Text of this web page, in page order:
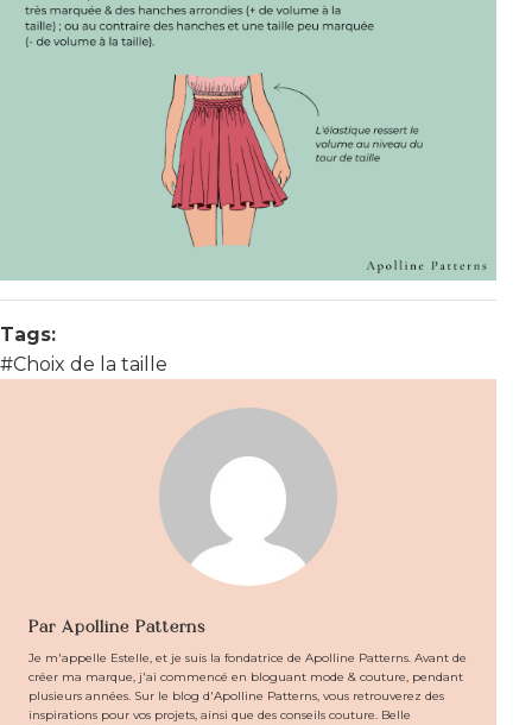
Tags:
#Choix de la taille
Par Apolline Patterns
Je m'appelle Estelle, et je suis la fondatrice de Apolline Patterns. Avant de
créer ma marque, j'ai commencé en bloguant mode & couture, pendant
plusieurs années. Sur le blog d'Apolline Patterns, vous retrouverez des
inspirations pour vos projets, ainsi que des conseils couture. Belle